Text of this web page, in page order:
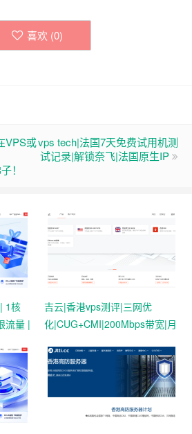
喜欢 (0)
VPS或
！
vps tech|法国7天免费试用机测
试记录|解锁奈飞|法国原生IP
1核
流量 |
吉云|香港vps测评|三网优
化|CUG+CMI|200Mbps带宽|月